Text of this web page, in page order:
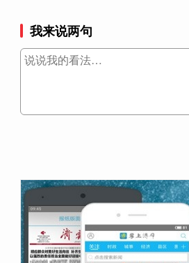
我来说两句